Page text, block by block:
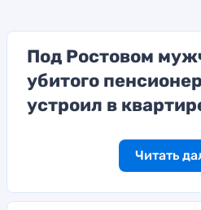
Под Ростовом
убитого
устроил в
Читать